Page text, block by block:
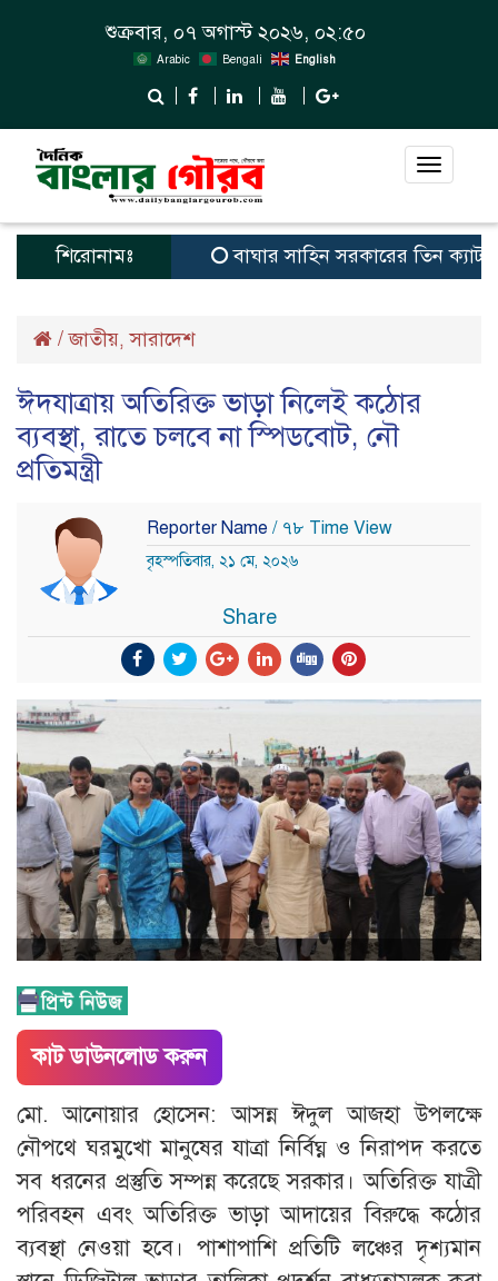
শুক্রবার, ০৭ অগাস্ট ২০২৬, ০২:৫০
Arabic Bengali English
Toggle
শিরোনামঃ বাঘার সাহিন সরকারের তিন
/জাতীয়,সারাদেশ
ঈদযাত্রায় অতিরিক্ত ভাড়া নিলেই কঠোর
ব্যবস্থা, রাতে চলবে না স্পিডবোট, নৌ
প্রতিমন্ত্রী
Reporter Name / ৭৮ Time View
বৃহস্পতিবার, ২১ মে, ২০২৬
Share
কাট ডাউনলোড করুন
মো. আনোয়ার হোসেন: আসন্ন ঈদুল আজহা উপলক্ষে
নৌপথে ঘরমুখো মানুষের যাত্রা নির্বিঘ্ন ও নিরাপদ করতে
সব ধরনের প্রস্তুতি সম্পন্ন করেছে সরকার। অতিরিক্ত যাত্রী
পরিবহন এবং অতিরিক্ত ভাড়া আদায়ের বিরুদ্ধে কঠোর
ব্যবস্থা নেওয়া হবে। পাশাপাশি প্রতিটি লঞ্চের দৃশ্যমান